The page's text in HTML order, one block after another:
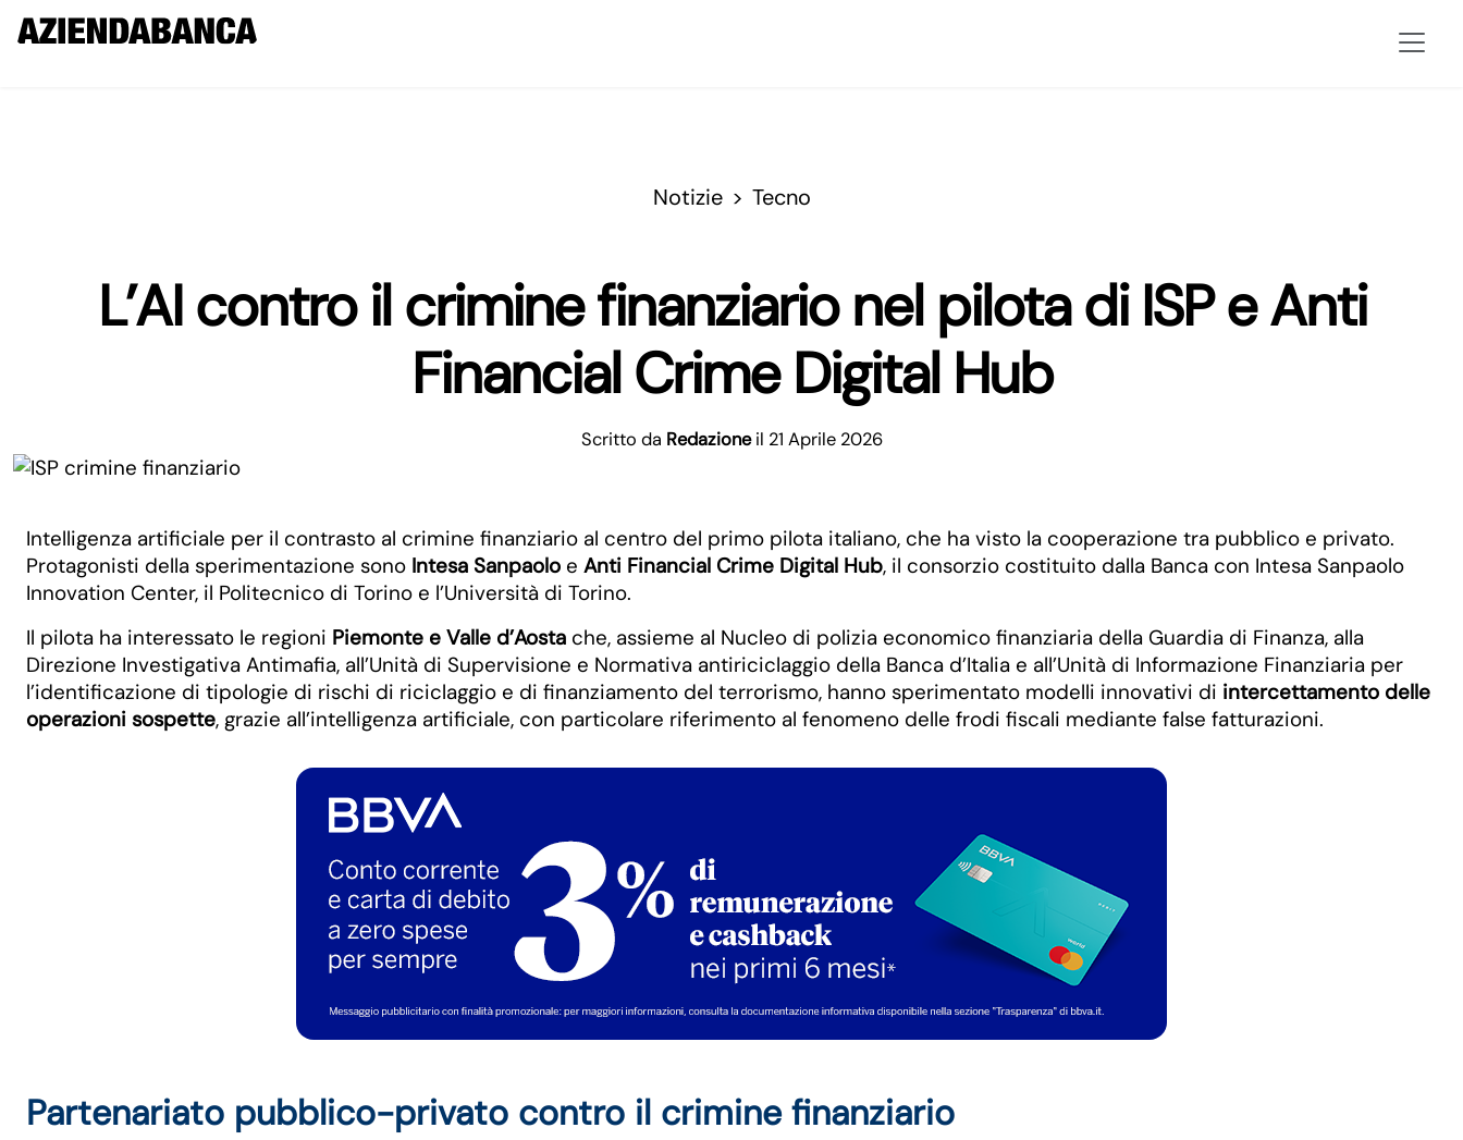
Notizie Tecno
L’AI contro il crimine finanziario nel pilota di ISP e Anti
Financial Crime Digital Hub
Scritto da Redazione il 21 Aprile 2026
Intelligenza artificiale per il contrasto al crimine finanziario al centro del primo pilota italiano, che ha visto la cooperazione tra pubblico e privato.
Protagonisti della sperimentazione sono Intesa Sanpaolo e Anti Financial Crime Digital Hub, il consorzio costituito dalla Banca con Intesa Sanpaolo
Innovation Center, il Politecnico di Torino e l’Università di Torino.
Il pilota ha interessato le regioni Piemonte e Valle d’Aosta che, assieme al Nucleo di polizia economico finanziaria della Guardia di Finanza, alla
Direzione Investigativa Antimafia, all’Unità di Supervisione e Normativa antiriciclaggio della Banca d’Italia e all’Unità di Informazione Finanziaria per
l’identificazione di tipologie di rischi di riciclaggio e di finanziamento del terrorismo, hanno sperimentato modelli innovativi di intercettamento delle
operazioni sospette, grazie all’intelligenza artificiale, con particolare riferimento al fenomeno delle frodi fiscali mediante false fatturazioni.
Partenariato pubblico-privato contro il crimine finanziario